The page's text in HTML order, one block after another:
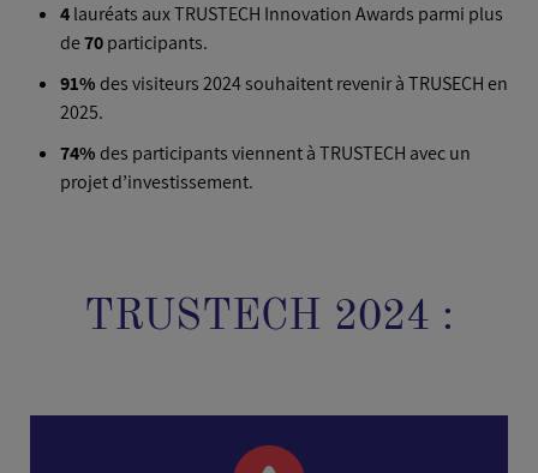
4lauréats aux TRUSTECH Innovation Awards parmi plus
de70participants.
91% des visiteurs 2024 souhaitent revenir à TRUSECH en
2025.
74% des participants viennent à TRUSTECH avec un
projet d’investissement.
TRUSTECH 2024 :